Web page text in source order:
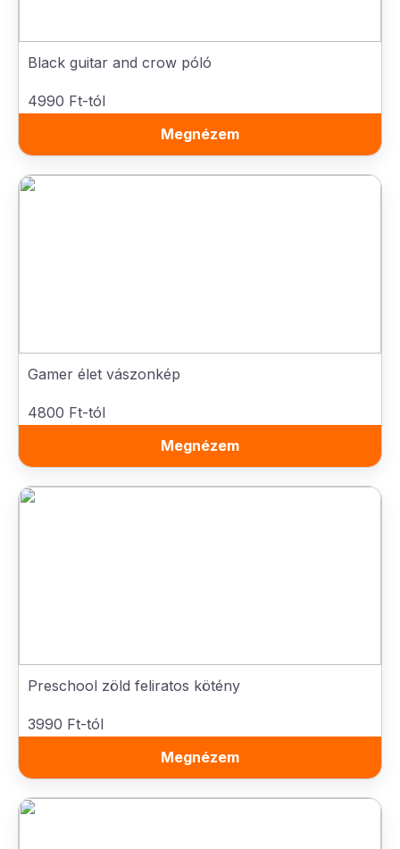
Black guitar and crow póló
4990 Ft-tól
Megnézem
Gamer élet vászonkép
4800 Ft-tól
Megnézem
Preschool zöld feliratos kötény
3990 Ft-tól
Megnézem